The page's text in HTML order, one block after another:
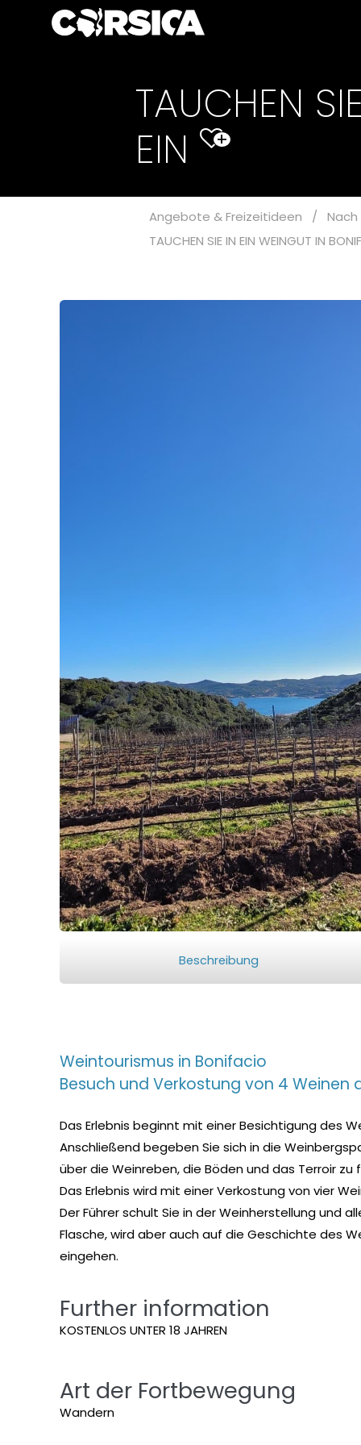
TAUCHEN
EIN
+
Angebote & Freizeitideen /
Nach
TAUCHEN SIE IN EIN WEINGUT IN
Beschreibung
Weintourismus in Bonifacio
Besuch und Verkostung von 4
Das Erlebnis beginnt mit einer Besichtigung des
Anschließend begeben Sie sich in die
über die Weinreben, die Böden und das Terroir zu
Das Erlebnis wird mit einer Verkostung von vier
Der Führer schult Sie in der Weinherstellung und
Flasche, wird aber auch auf die Geschichte des
eingehen.
Further information
KOSTENLOS UNTER 18 JAHREN
Art der Fortbewegung
Wandern